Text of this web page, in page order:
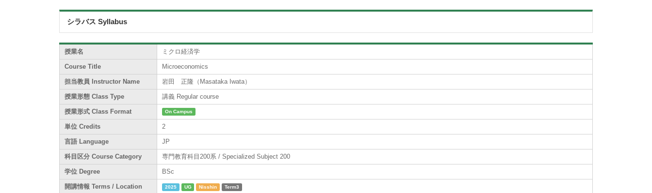
シラバス Syllabus
授業名 ミクロ経済学
Course Title Microeconomics
担当教員 Instructor Name 岩田 正隆（Masataka Iwata）
授業形態 Class Type 講義 Regular course
授業形式 Class Format On Campus
単位 Credits 2
言語 Language JP
科目区分 Course Category 専門教育科目200系 / Specialized Subject 200
学位 Degree BSc
開講情報 Terms / Location 2025 UG Nisshin Term3